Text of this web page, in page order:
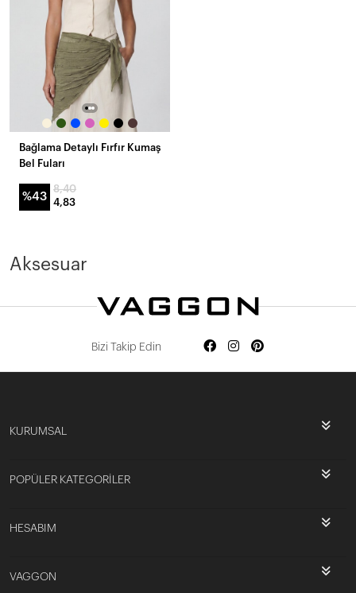
Bağlama Detaylı Fırfır Kumaş
Bel Fuları
%43
8,40
4,83
Aksesuar
Bizi Takip Edin
KURUMSAL
POPÜLER KATEGORİLER
HESABIM
VAGGON